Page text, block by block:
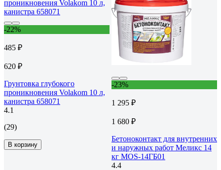
-22%
485 ₽
620 ₽
Грунтовка глубокого
проникновения Volakom 10 л,
канистра 658071
4.1
(29)
В корзину
-23%
1 295 ₽
1 680 ₽
Бетоноконтакт для внутренних
и наружных работ Меликс 14
кг MOS-14ГБ01
4.4